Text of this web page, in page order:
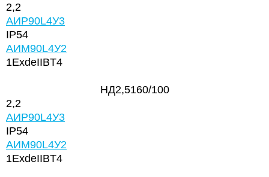
2,2
АИР90L4У3
IP54
АИМ90L4У2
1ExdeIIBT4
НД2,5160/100
2,2
АИР90L4У3
IP54
АИМ90L4У2
1ExdeIIBT4